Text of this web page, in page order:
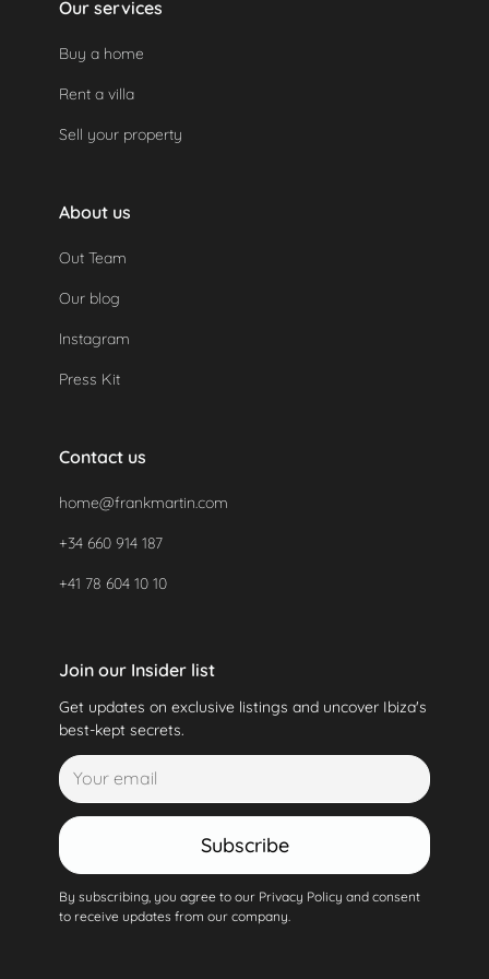
Our services
Buy a home
Rent a villa
Sell your property
About us
Out Team
Our blog
Instagram
Press Kit
Contact us
home@frankmartin.com
+34 660 914 187
+41 78 604 10 10
Join our Insider list
Get updates on exclusive listings and uncover Ibiza's
best-kept secrets.
Subscribe
By subscribing, you agree to our Privacy Policy and consent
to receive updates from our company.